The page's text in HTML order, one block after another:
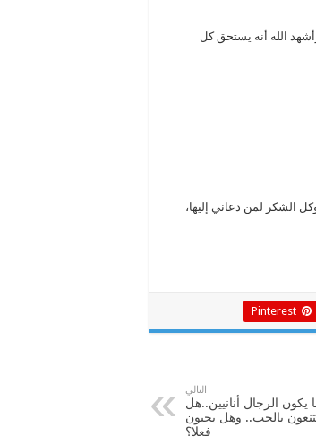
الله أنه يستحق كل
الشكر لمن دعاني إليها،
Pinterest
التالي
يكون الرجال أنانيين..هل
بالحب.. وهل يحبون
فعلا؟